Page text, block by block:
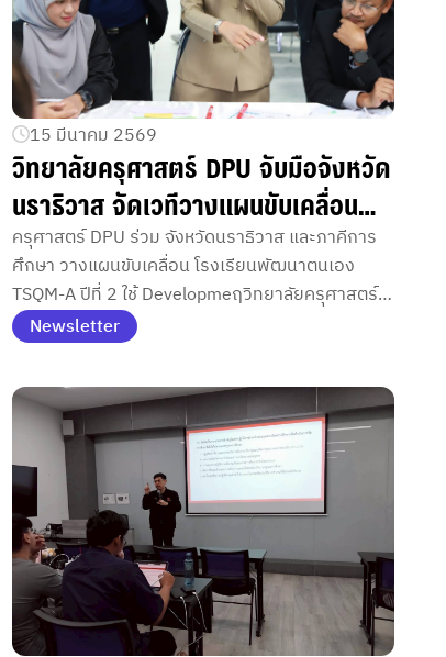
15 มีนาคม 2569
วิทยาลัยครุศาสตร์ DPU จับมือจังหวัด
นราธิวาส จัดเวทีวางแผนขับเคลื่อน
“โรงเรียนพัฒนาตนเองเชิงพื้นที่
(TSQM-A)” ปีที่ 2
ครุศาสตร์ DPU ร่วม จังหวัดนราธิวาส และภาคีการ
ศึกษา วางแผนขับเคลื่อน โรงเรียนพัฒนาตนเอง
TSQM-A ปีที่ 2 ใช้ Developmeฤวิทยาลัยครุศาสตร์
มหาวิทยาลัยธุรกิจบัณฑิตย์ (DPU) ร่วมกับจังหวัด
นราธิวาส จัดเวทีจัดทำแผนปฏิบัติการขับเคลื่อน
โครงการ “โรงเรียนพัฒนาตนเองเชิงพื้นที่ (TSQM-
A)” ปีที่ 2 โดยใช้กระบวนการประเมินเชิงพัฒนา
(Developmental Evaluation: DE) เพื่อร่วมวิเคราะห์
บริบทการศึกษาของพื้นที่ กำหนดทิศทางการพัฒนา
คุณภาพการศึกษาอย่างเป็นระบบ พร้อมยกระดับ
ศักยภาพครู โรงเรียน และสุขภาวะผู้เรียน ผ่านความ
ร่วมมือของหน่วยงานการศึกษาและภาคีเครือข่ายใน
จังหวัดนราธิวาส.ntal Evaluation ยกระดับ คุณภาพ
การศึกษา และ สุขภาวะ ผู้เรียน เชิงพื้นที่
Newsletter